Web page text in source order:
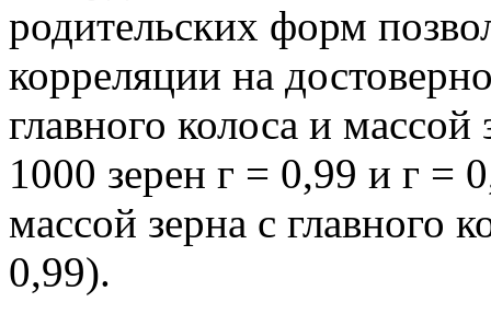
родительских форм
корреляции на
главного колоса и массой
1000 зерен г = 0,99 и г =
массой зерна с главного
0,99).